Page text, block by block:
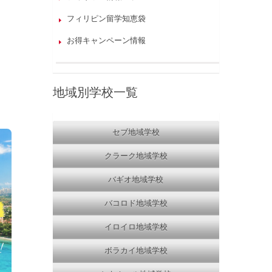
フィリピン留学知恵袋
お得キャンペーン情報
地域別学校一覧
セブ地域学校
クラーク地域学校
バギオ地域学校
バコロド地域学校
イロイロ地域学校
ボラカイ地域学校